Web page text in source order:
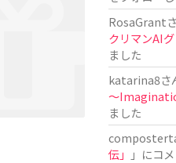
RosaGrant
クリマンAIグ
ました
katarina8さ
〜
ました
伝」
」にコ